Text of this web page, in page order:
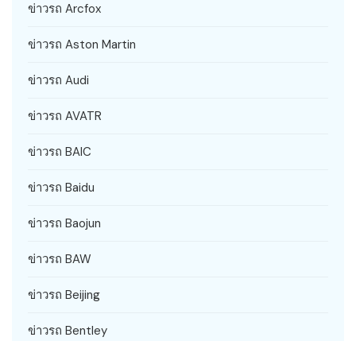
ข่าวรถ Arcfox
ข่าวรถ Aston Martin
ข่าวรถ Audi
ข่าวรถ AVATR
ข่าวรถ BAIC
ข่าวรถ Baidu
ข่าวรถ Baojun
ข่าวรถ BAW
ข่าวรถ Beijing
ข่าวรถ Bentley